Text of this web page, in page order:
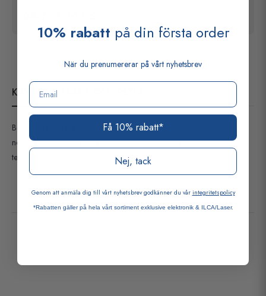
KUVAUS
Bensinkopplingar producerade i Taiwan, tillverkade med stor
noggrannhet i god kvalitet.\nAlla kopplingar har tryckprovats och
testats före avsändning.\n
10% rabatt på din första order
När du prenumererar på vårt nyhetsbrev
Email
Få 10% rabatt*
Nej, tack
Genom att anmäla dig till vårt nyhetsbrev godkänner du vår integritetspolicy
*Rabatten gäller på hela vårt sortiment exklusive elektronik & ILCA/Laser.